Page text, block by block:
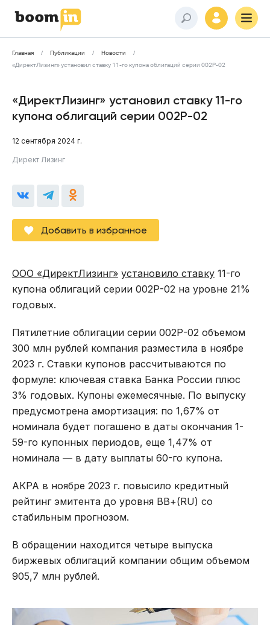
Главная Публикации
Новости
«ДиректЛизинг» установил ставку 11-го купона облигаций серии 002Р-02
«ДиректЛизинг» установил ставку 11-го
купона облигаций серии 002Р-02
12 сентября 2024 г.
Директ Лизинг
Добавить в избранное
ООО «ДиректЛизинг» установило ставку 11-го
купона облигаций серии 002Р-02 на уровне 21%
годовых.
Пятилетние облигации серии 002Р-02 объемом
300 млн рублей компания разместила в ноябре
2023 г. Ставки купонов рассчитываются по
формуле: ключевая ставка Банка России плюс
3% годовых. Купоны ежемесячные. По выпуску
предусмотрена амортизация: по 1,67% от
номинала будет погашено в даты окончания 1-
59-го купонных периодов, еще 1,47% от
номинала — в дату выплаты 60-го купона.
АКРА в ноябре 2023 г. повысило кредитный
рейтинг эмитента до уровня ВВ+(RU) со
стабильным прогнозом.
В обращении находится четыре выпуска
биржевых облигаций компании общим объемом
905,7 млн рублей.